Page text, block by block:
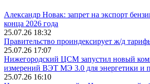
Александр Новак: запрет на экспорт
конца 2026 года
25.07.26 18:32
Правительство проиндексирует ж/д
25.07.26 17:07
Нижегородский ЦСМ запустил новый
измерений ВЭТ МЭ 3.0 для энергетики и
25.07.26 16:10